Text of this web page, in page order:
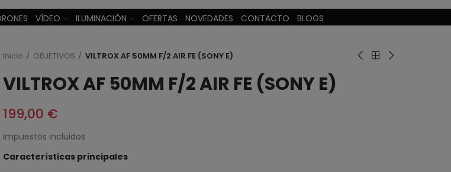
VÍDEO ILUMINACIÓN OFERTAS NOVEDADES CONTACTO BLOGS
Inicio OBJETIVOS VILTROX AF 50MM F/2 AIR FE (SONY E)
VILTROX AF 50MM F/2 AIR FE (SONY E)
199,00 €
Impuestos incluidos
Características principales